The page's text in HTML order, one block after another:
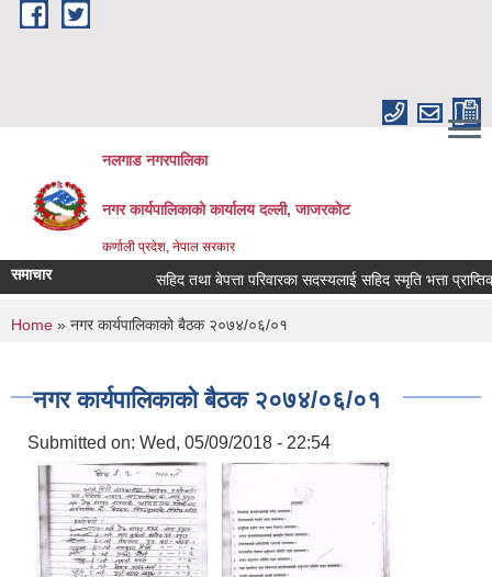
Skip to main content
नलगाड नगरपालिका
नगर कार्यपालिकाको कार्यालय दल्ली, जाजरकाेट
कर्णाली प्रदेश, नेपाल सरकार
समाचार सहिद तथा बेपत्ता परिवारका सदस्यलाई सहिद स्मृति भत्ता प्राप्तिको
You are here
Home » नगर कार्यपालिकाकाे बैठक २०७४/०६/०१
नगर कार्यपालिकाकाे बैठक २०७४/०६/०१
Submitted on: Wed, 05/09/2018 - 22:54